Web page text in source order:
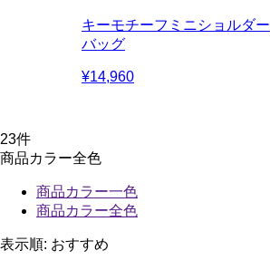
キーモチーフミニショルダー
バッグ
¥14,960
23件
商品カラー全色
商品カラー一色
商品カラー全色
表示順: おすすめ